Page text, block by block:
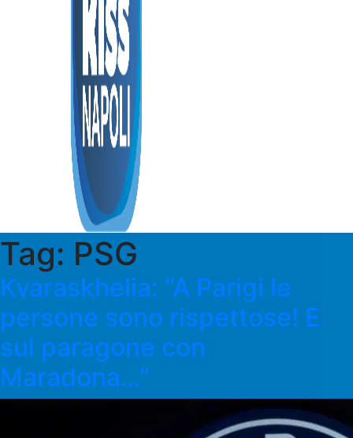
Tag: PSG
Kvaraskhelia: “A Parigi le
persone sono rispettose! E
sul paragone con
Maradona…”